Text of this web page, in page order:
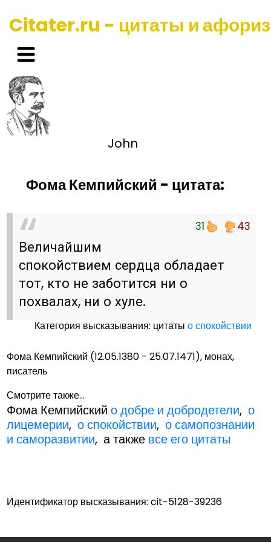
Citater.ru - цитаты и
John
Фома Кемпийский - цитата:
31 43
Величайшим
спокойствием сердца обладает
тот, кто не заботится ни о
похвалах, ни о хуле.
Категория высказывания: цитатыо спокойствии
Фома Кемпийский (12.05.1380 - 25.07.1471), монах,
писатель
Смотрите также...
Фома Кемпийскийо добре и добродетели,о
лицемерии,о спокойствии,о самопознании
и саморазвитии, а также все его цитаты
Идентификатор высказывания: cit-5128-39236